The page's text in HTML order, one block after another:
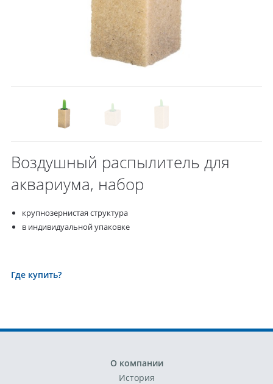
Воздушный распылитель для
аквариума, набор
крупнозернистая структура
в индивидуальной упаковке
Где купить?
О компании
История